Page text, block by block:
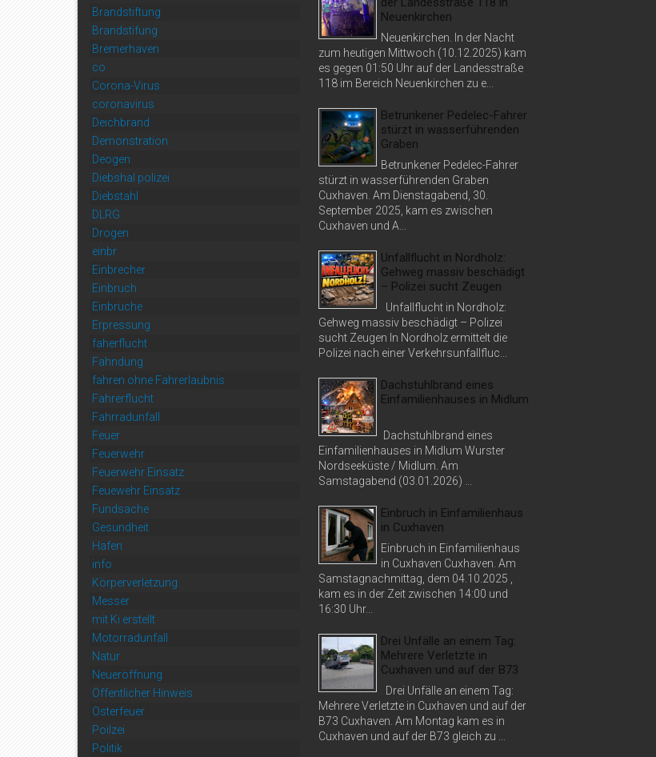
Brandstiftung
Brandstifung
Bremerhaven
co
Corona-Virus
coronavirus
Deichbrand
Demonstration
Deogen
Diebshal polizei
Diebstahl
DLRG
Drogen
einbr
Einbrecher
Einbruch
Einbrüche
Erpressung
faherflucht
Fahndung
fahren ohne Fahrerlaubnis
Fahrerflucht
Fahrradunfall
Feuer
Feuerwehr
Feuerwehr Einsatz
Feuewehr Einsatz
Fundsache
Gesundheit
Hafen
info
Körperverletzung
Messer
mit Ki erstellt
Motorradunfall
Natur
Neueröffnung
Öffentlicher Hinweis
Osterfeuer
Poilzei
Politik
Neuenkirchen
Neuenkirchen. In der Nacht
zum heutigen Mittwoch (10.12.2025) kam
es gegen 01:50 Uhr auf der Landesstraße
118 im Bereich Neuenkirchen zu e...
Betrunkener Pedelec-Fahrer
stürzt in wasserführenden
Graben
Betrunkener Pedelec-Fahrer
stürzt in wasserführenden Graben
Cuxhaven. Am Dienstagabend, 30.
September 2025, kam es zwischen
Cuxhaven und A...
Unfallflucht in Nordholz:
Gehweg massiv beschädigt
– Polizei sucht Zeugen
Unfallflucht in Nordholz:
Gehweg massiv beschädigt – Polizei
sucht Zeugen In Nordholz ermittelt die
Polizei nach einer Verkehrsunfallfluc...
Dachstuhlbrand eines
Einfamilienhauses in Midlum
Dachstuhlbrand eines
Einfamilienhauses in Midlum Wurster
Nordseeküste / Midlum. Am
Samstagabend (03.01.2026) ...
Einbruch in Einfamilienhaus
in Cuxhaven
Einbruch in Einfamilienhaus
in Cuxhaven Cuxhaven. Am
Samstagnachmittag, dem 04.10.2025 ,
kam es in der Zeit zwischen 14:00 und
16:30 Uhr...
Drei Unfälle an einem Tag:
Mehrere Verletzte in
Cuxhaven und auf der B73
Drei Unfälle an einem Tag:
Mehrere Verletzte in Cuxhaven und auf der
B73 Cuxhaven. Am Montag kam es in
Cuxhaven und auf der B73 gleich zu ...